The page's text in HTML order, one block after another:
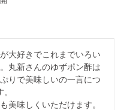
大好きでこれまでいろい
丸新さんのゆずポン酢は
りで美味しいの一言につ
美味しくいただけます。